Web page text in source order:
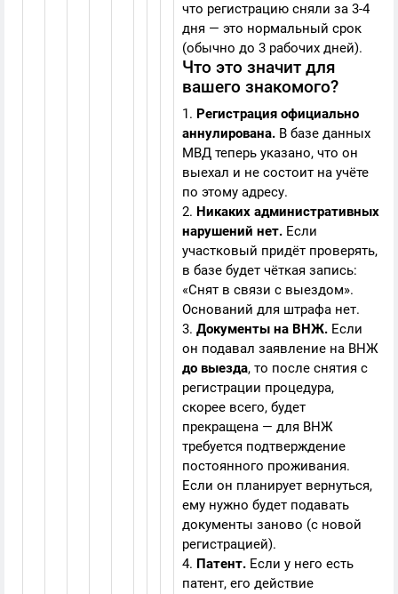
что регистрацию сняли за 3-4
дня — это нормальный срок
(обычно до 3 рабочих дней).
Что это значит для
вашего знакомого?
1. Регистрация официально
аннулирована. В базе данных
МВД теперь указано, что он
выехал и не состоит на учёте
по этому адресу.
2. Никаких административных
нарушений нет. Если
участковый придёт проверять,
в базе будет чёткая запись:
«Снят в связи с выездом».
Оснований для штрафа нет.
3. Документы на ВНЖ. Если
он подавал заявление на ВНЖ
до выезда, то после снятия с
регистрации процедура,
скорее всего, будет
прекращена — для ВНЖ
требуется подтверждение
постоянного проживания.
Если он планирует вернуться,
ему нужно будет подавать
документы заново (с новой
регистрацией).
4. Патент. Если у него есть
патент, его действие